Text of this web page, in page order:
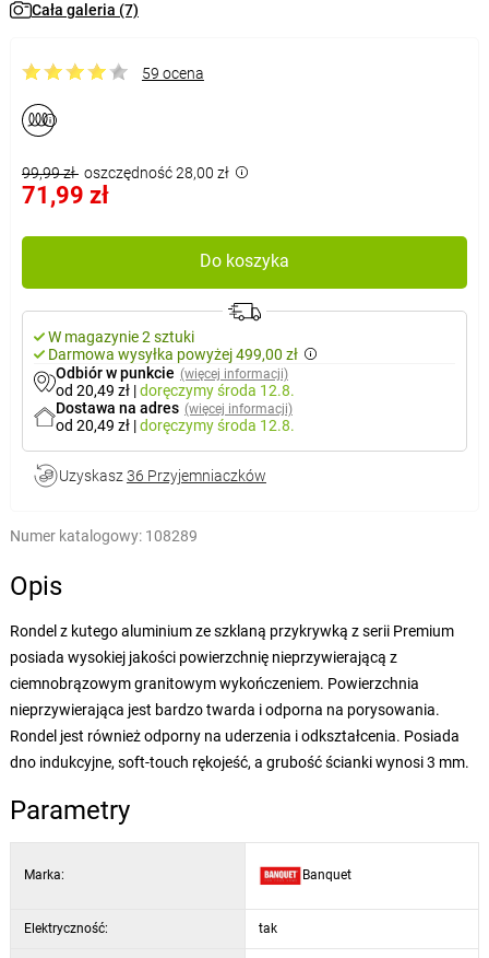
Cała galeria (7)
59 ocena
99,99 zł oszczędność 28,00 zł
71,99 zł
Do koszyka
W magazynie 2 sztuki
Darmowa wysyłka powyżej 499,00 zł
Odbiór w punkcie (więcej informacji)
od 20,49 zł |doręczymyśroda 12.8.
Dostawa na adres (więcej informacji)
od 20,49 zł |doręczymyśroda 12.8.
Uzyskasz 36 Przyjemniaczków
Numer katalogowy: 108289
Opis
Rondel z kutego aluminium ze szklaną przykrywką z serii Premium
posiada wysokiej jakości powierzchnię nieprzywierającą z
ciemnobrązowym granitowym wykończeniem. Powierzchnia
nieprzywierająca jest bardzo twarda i odporna na porysowania.
Rondel jest również odporny na uderzenia i odkształcenia. Posiada
dno indukcyjne, soft-touch rękojeść, a grubość ścianki wynosi 3 mm.
Parametry
Marka: Banquet
Elektryczność: tak